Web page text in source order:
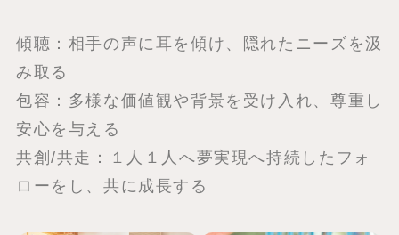
傾聴：相手の声に耳を傾け、隠れたニーズを汲
み取る
包容：多様な価値観や背景を受け入れ、尊重し
安心を与える
共創/共走：１人１人へ夢実現へ持続したフォ
ローをし、共に成長する